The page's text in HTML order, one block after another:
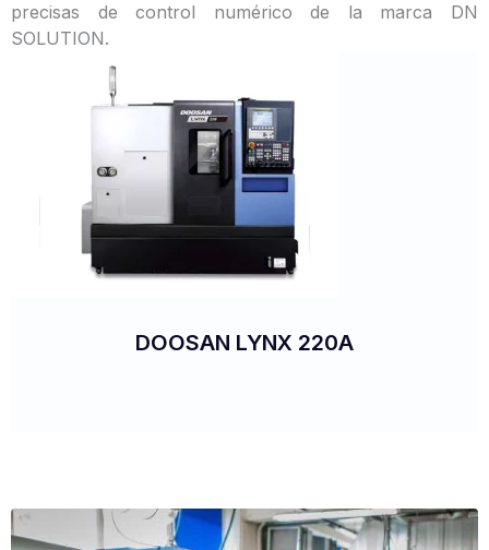
precisas de control numérico de la marca DN
SOLUTION.
DOOSAN LYNX 220A